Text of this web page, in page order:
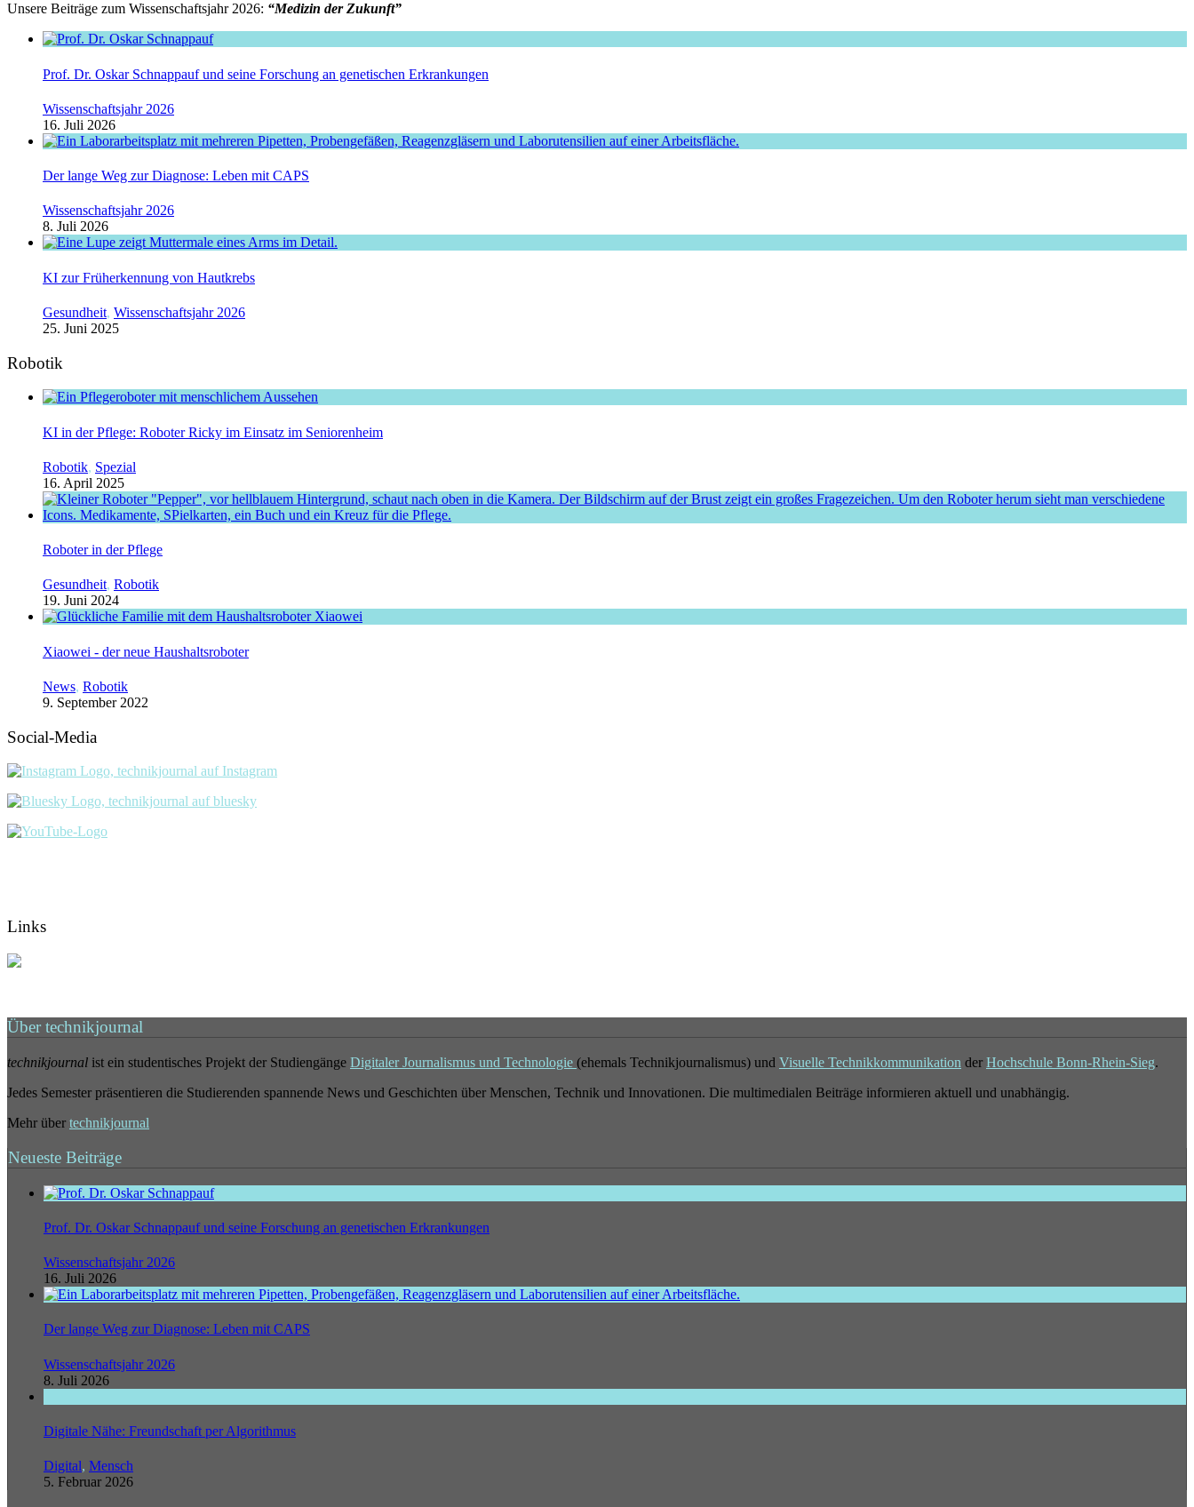
Unsere Beiträge zum Wissenschaftsjahr 2026: “Medizin der Zukunft”
Prof. Dr. Oskar Schnappauf und seine Forschung an genetischen Erkrankungen
Wissenschaftsjahr 2026
16. Juli 2026
Der lange Weg zur Diagnose: Leben mit CAPS
Wissenschaftsjahr 2026
8. Juli 2026
KI zur Früherkennung von Hautkrebs
Gesundheit, Wissenschaftsjahr 2026
25. Juni 2025
Robotik
KI in der Pflege: Roboter Ricky im Einsatz im Seniorenheim
Robotik, Spezial
16. April 2025
Roboter in der Pflege
Gesundheit, Robotik
19. Juni 2024
Xiaowei - der neue Haushaltsroboter
News, Robotik
9. September 2022
Social-Media
Links
Über technikjournal
technikjournal ist ein studentisches Projekt der Studiengänge Digitaler Journalismus und Technologie (ehemals Technikjournalismus) und Visuelle Technikkommunikation der Hochschule Bonn-Rhein-Sieg.
Jedes Semester präsentieren die Studierenden spannende News und Geschichten über Menschen, Technik und Innovationen. Die multimedialen Beiträge informieren aktuell und unabhängig.
Mehr über technikjournal
Neueste Beiträge
Prof. Dr. Oskar Schnappauf und seine Forschung an genetischen Erkrankungen
Wissenschaftsjahr 2026
16. Juli 2026
Der lange Weg zur Diagnose: Leben mit CAPS
Wissenschaftsjahr 2026
8. Juli 2026
Digitale Nähe: Freundschaft per Algorithmus
Digital, Mensch
5. Februar 2026